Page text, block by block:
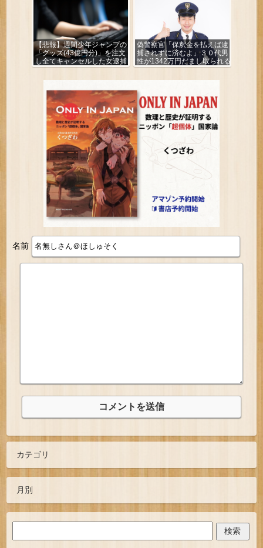
【悲報】週間少年ジャンプの
「グッズ(43億円分)」を注文
し全てキャンセルした女逮捕
ｗｗｗｗｗｗｗｗ
偽警察官「保釈金を払えば逮
捕されずに済むよ」３０代男
性が1342万円だまし取られる
名前